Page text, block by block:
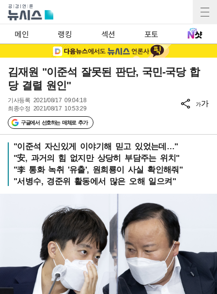
메인 랭킹 섹션 포토
김재원 "이준석 잘못된 판단, 국민-국당 합
당 결렬 원인"
기사등록 2021/08/17 09:04:18
최종수정 2021/08/17 10:53:29
구글에서 선호하는 매체로 추가
가가
"이준석 자신있게 이야기해 믿고 있었는데…"
"安, 과거의 힘 없지만 상당히 부담주는 위치"
"李 통화 녹취 '유출', 원희룡이 사실 확인해줘"
"서병수, 경준위 활동에서 많은 오해 일으켜"